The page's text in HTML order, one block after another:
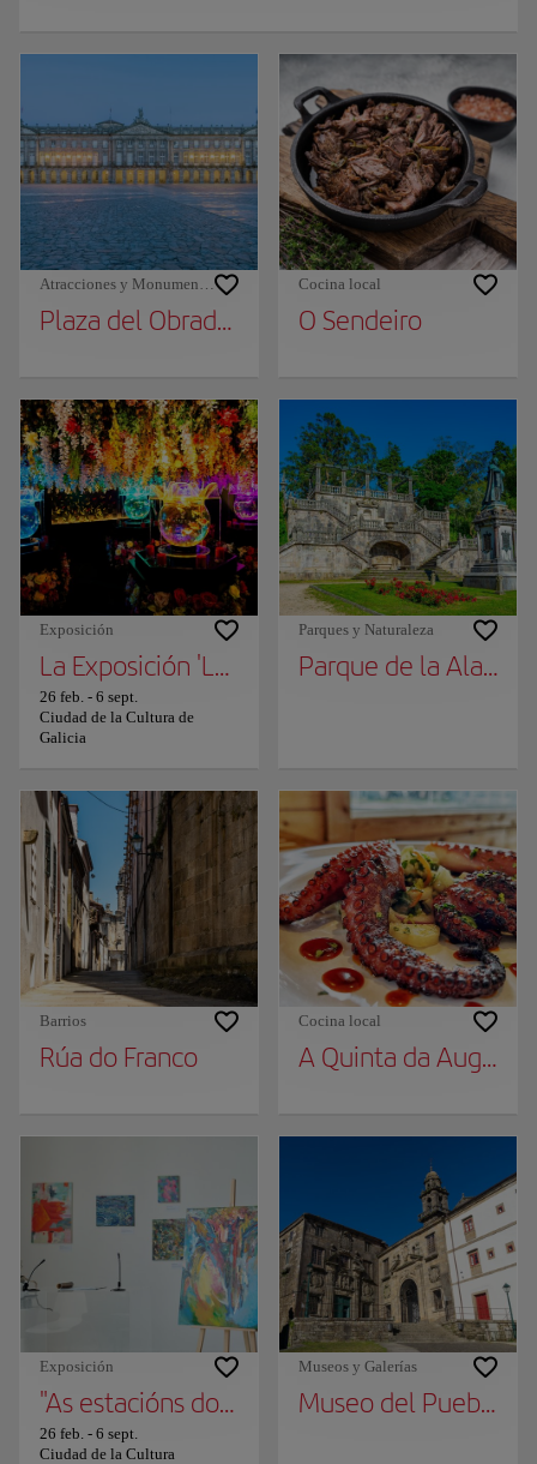
Atracciones y Monumentos
Plaza del Obradoiro
Cocina local
O Sendeiro
Exposición
La Exposición 'Las estaciones del año en el
26 feb. - 6 sept.
Ciudad de la Cultura de
Galicia
Parques y Naturaleza
Parque de la
Barrios
Rúa do Franco
Cocina local
A Quinta da Auga.
Exposición
"As estacións do ano na arte galega dos S.
26 feb. - 6 sept.
Ciudad de la Cultura
Museos y Galerías
Museo del Pueblo